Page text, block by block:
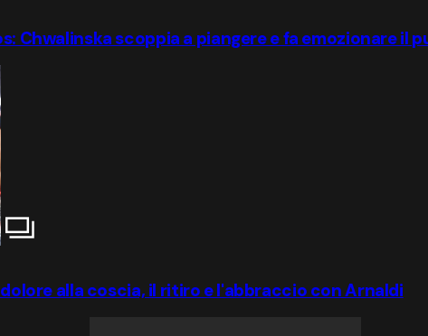
Chwalinska scoppia a piangere e fa emozionare il
alla coscia, il ritiro e l'abbraccio con Arnaldi